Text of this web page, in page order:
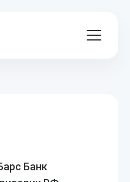
Банк